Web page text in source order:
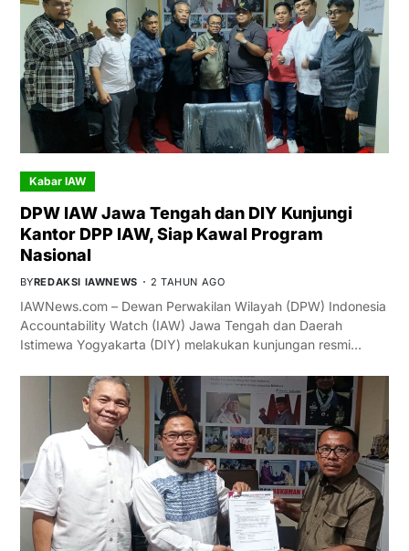
Kabar IAW
DPW IAW Jawa Tengah dan DIY Kunjungi
Kantor DPP IAW, Siap Kawal Program
Nasional
BYREDAKSI IAWNEWS 2 TAHUN AGO
IAWNews.com – Dewan Perwakilan Wilayah (DPW) Indonesia
Accountability Watch (IAW) Jawa Tengah dan Daerah
Istimewa Yogyakarta (DIY) melakukan kunjungan resmi…